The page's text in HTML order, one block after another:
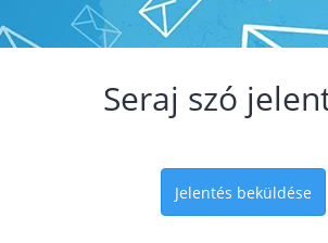
Seraj szó
Jelentés beküldése